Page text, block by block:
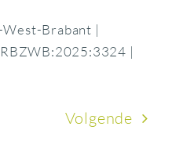
Brabant |
|
Volgende